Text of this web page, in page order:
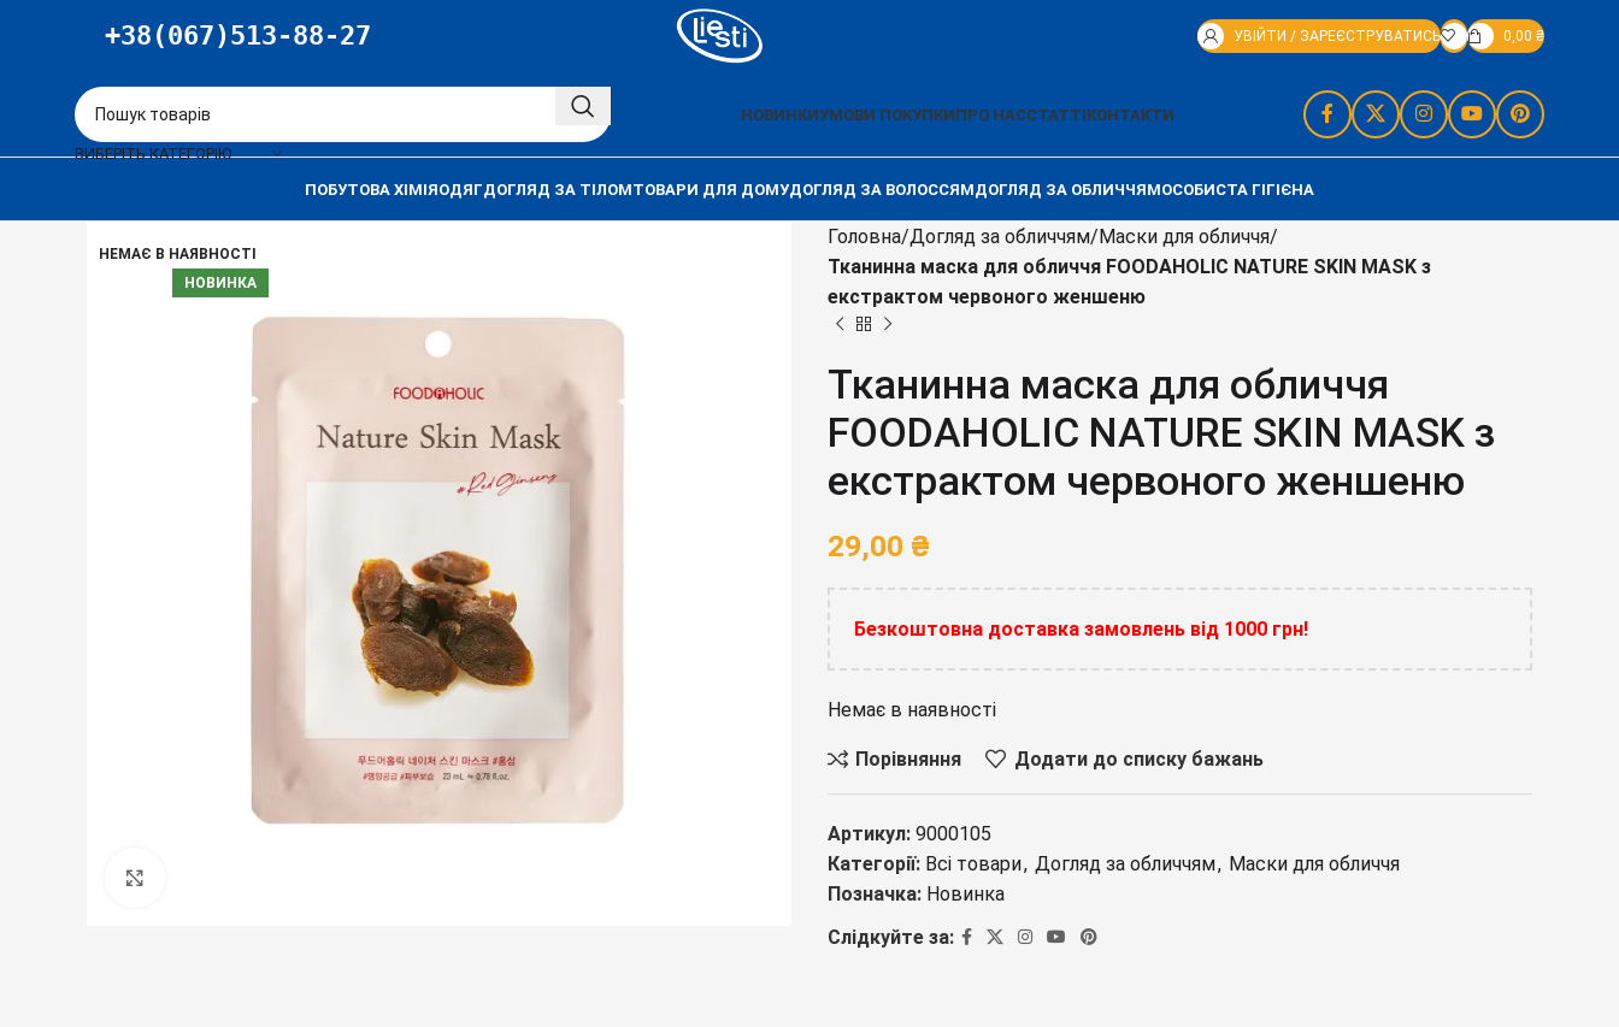
+38(067)513-88-27 УВІЙТИ / ЗАРЕЄСТРУВАТИСЬ 0,00 ₴
ВИБЕРІТЬ КАТЕГОРІЮ
НОВИНКИУМОВИ ПОКУПКИПРО НАССТАТТІКОНТАКТИ
ПОБУТОВА ХІМІЯОДЯГДОГЛЯД ЗА ТІЛОМТОВАРИ ДЛЯ ДОМУДОГЛЯД ЗА ВОЛОССЯМДОГЛЯД ЗА ОБЛИЧЧЯМОСОБИСТА ГІГІЄНА
НЕМАЄ В НАЯВНОСТІ
НОВИНКА
Головна Догляд за обличчям Маски для обличчя
Тканинна маска для обличчя FOODAHOLIC NATURE SKIN MASK з
екстрактом червоного женшеню
Тканинна маска для обличчя
FOODAHOLIC NATURE SKIN MASK з
екстрактом червоного женшеню
29,00 ₴
Безкоштовна доставка замовлень від 1000 грн!
Немає в наявності
Порівняння Додати до списку бажань
Артикул: 9000105
Категорії: Всі товари, Догляд за обличчям, Маски для обличчя
Позначка: Новинка
Слідкуйте за: